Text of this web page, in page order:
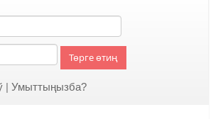
Төрге өтиң
| Умыттыңызба?